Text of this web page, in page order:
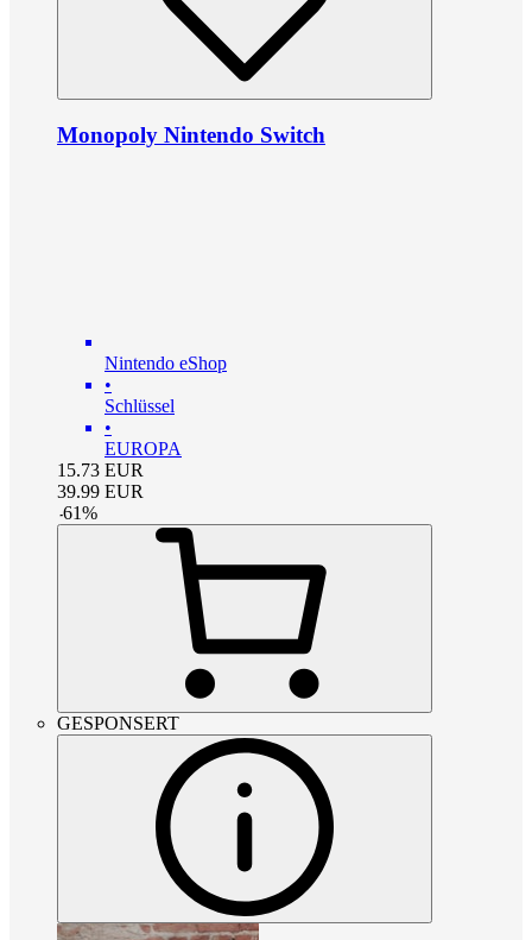
Monopoly Nintendo Switch
Nintendo eShop
•
Schlüssel
•
EUROPA
15.73 EUR
39.99 EUR
-61%
GESPONSERT